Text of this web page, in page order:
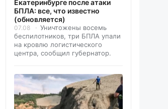
Екатеринбурге после атаки
БПЛА: все, что известно
(обновляется)
07.08
Уничтожены восемь
беспилотников, три БПЛА упали
на кровлю логистического
центра, сообщил губернатор.